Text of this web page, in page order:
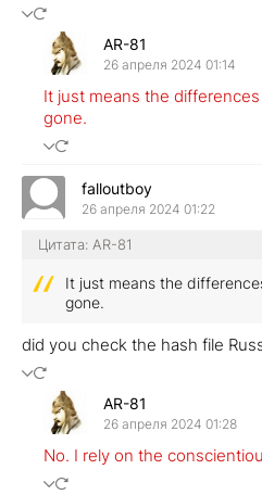
AR-81
26 апреля 2024 01:14
It just means the
gone.
falloutboy
26 апреля 2024 01:22
Цитата: AR-81
It just means the
gone.
did you check the hash file
AR-81
26 апреля 2024 01:28
No. I rely on the